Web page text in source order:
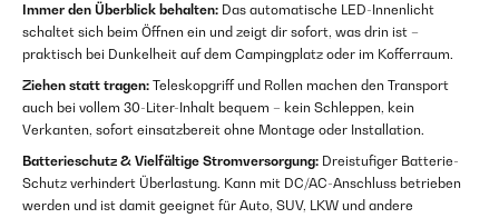
Immer den Überblick behalten: Das automatische LED-Innenlicht
schaltet sich beim Öffnen ein und zeigt dir sofort, was drin ist –
praktisch bei Dunkelheit auf dem Campingplatz oder im Kofferraum.
Ziehen statt tragen: Teleskopgriff und Rollen machen den Transport
auch bei vollem 30-Liter-Inhalt bequem – kein Schleppen, kein
Verkanten, sofort einsatzbereit ohne Montage oder Installation.
Batterieschutz & Vielfältige Stromversorgung: Dreistufiger Batterie-
Schutz verhindert Überlastung. Kann mit DC/AC-Anschluss betrieben
werden und ist damit geeignet für Auto, SUV, LKW und andere